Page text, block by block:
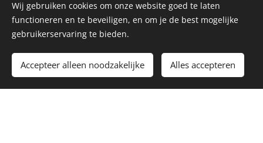
Wij gebruiken cookies om onze website goed te laten
functioneren en te beveiligen, en om je de best mogelijke
gebruikerservaring te bieden.
Accepteer alleen noodzakelijke Alles accepteren